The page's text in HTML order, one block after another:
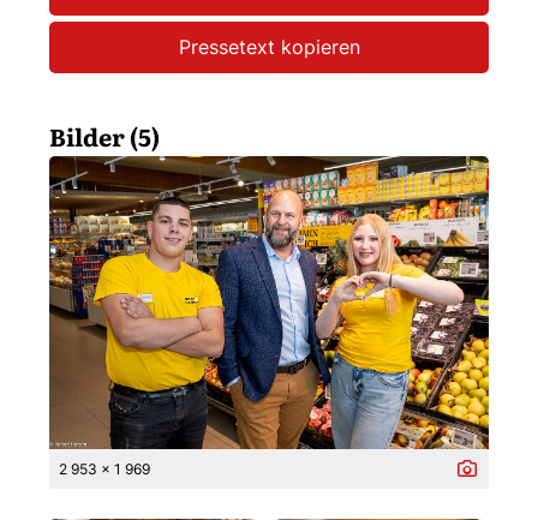
Pressetext kopieren
Bilder (5)
2 953 x 1 969